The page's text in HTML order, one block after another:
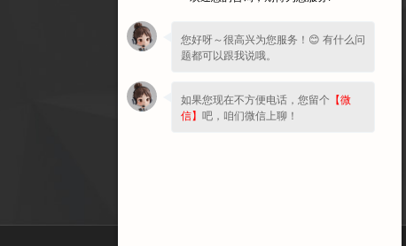
手（shǒu）
機端
您好呀～很高兴为您服务！😊 有什么问
题都可以跟我说哦。
如果您现在不方便电话，您留个 【微
信】 吧，咱们微信上聊！